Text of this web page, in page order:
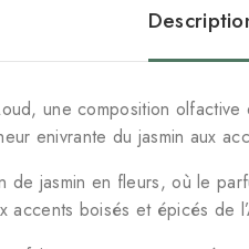
une composition
enivrante du jasmin aux
de jasmin en fleurs, où le
accents boisés et épicés